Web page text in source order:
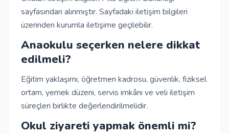
sayfasından alınmıştır. Sayfadaki iletişim bilgileri
üzerinden kurumla iletişime geçilebilir.
Anaokulu seçerken nelere dikkat
edilmeli?
Eğitim yaklaşımı, öğretmen kadrosu, güvenlik, fiziksel
ortam, yemek düzeni, servis imkânı ve veli iletişim
süreçleri birlikte değerlendirilmelidir.
Okul ziyareti yapmak önemli mi?